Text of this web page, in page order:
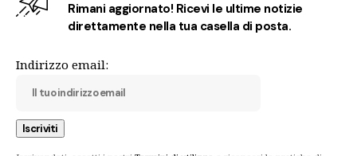
Rimani aggiornato! Ricevi le ultime notizie
direttamente nella tua casella di posta.
Indirizzo email: